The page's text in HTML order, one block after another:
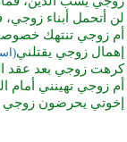
لن أتحمل أبناء
أم زوجي تنتهك
إهمال زوجي يقتلني
كرهت زوجي بعد عقد
أم زوجي تهينني أمام
إخوتي يحرضون